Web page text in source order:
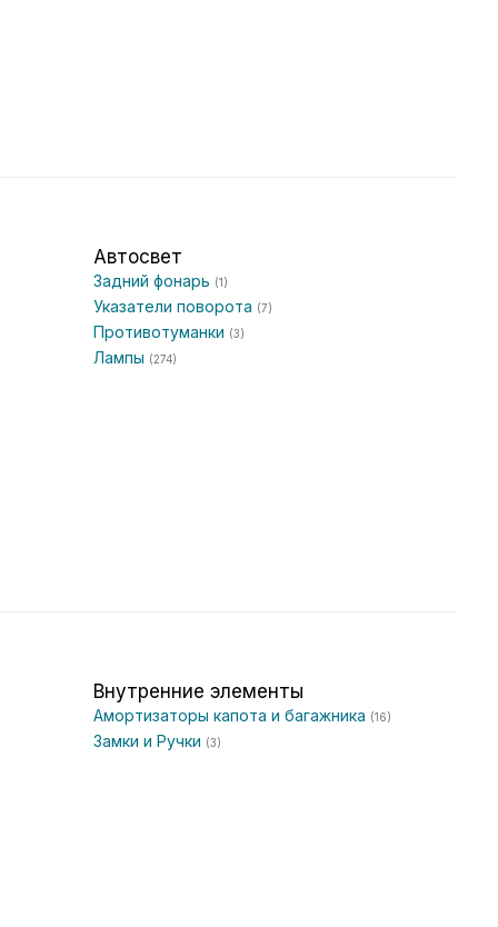
Автосвет
Задний фонарь (1)
Указатели поворота (7)
Противотуманки (3)
Лампы (274)
Внутренние элементы
Амортизаторы капота и багажника (16)
Замки и Ручки (3)